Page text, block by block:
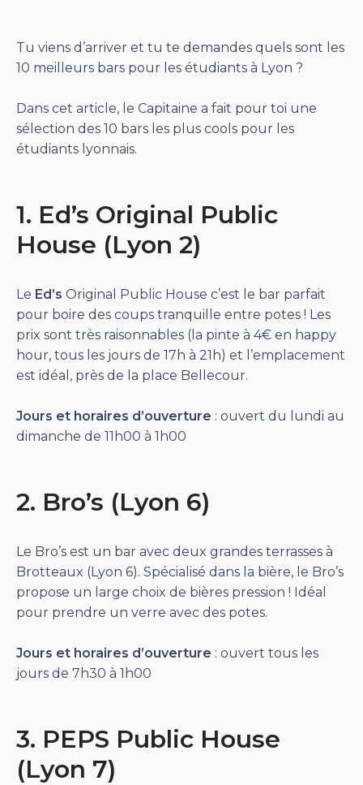
Tu viens d’arriver et tu te demandes quels sont les
10 meilleurs bars pour les étudiants à Lyon ?
Dans cet article, le Capitaine a fait pour toi une
sélection des 10 bars les plus cools pour les
étudiants lyonnais.
1. Ed’s Original Public
House (Lyon 2)
Le Ed’s Original Public House c’est le bar parfait
pour boire des coups tranquille entre potes ! Les
prix sont très raisonnables (la pinte à 4€ en happy
hour, tous les jours de 17h à 21h) et l’emplacement
est idéal, près de la place Bellecour.
Jours et horaires d’ouverture : ouvert du lundi au
dimanche de 11h00 à 1h00
2. Bro’s (Lyon 6)
Le Bro’s est un bar avec deux grandes terrasses à
Brotteaux (Lyon 6). Spécialisé dans la bière, le Bro’s
propose un large choix de bières pression ! Idéal
pour prendre un verre avec des potes.
Jours et horaires d’ouverture : ouvert tous les
jours de 7h30 à 1h00
3. PEPS Public House
(Lyon 7)